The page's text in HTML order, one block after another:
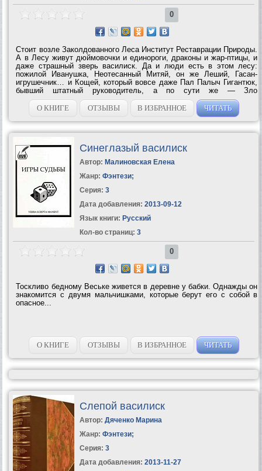
0
Стоит возле Заколдованного Леса Институт Реставрации Природы.
А в Лесу живут дюймовочки и единороги, драконы и жар-птицы, и
даже страшный зверь василиск. Да и люди есть в этом лесу:
пожилой Иванушка, Неотесанный Митяй, он же Леший, Гасан-
игрушечник… и Кощей, который вовсе даже Пал Палыч Гигантюк,
бывший штатный руководитель, а по сути же — Зло
изначальное… fantlab.ru ©...
О КНИГЕ
ОТЗЫВЫ В ИЗБРАННОЕ ЧИТАТЬ
Синеглазый василиск
Автор: Малиновская Елена
Жанр: Фэнтези;
Серия: 3
Дата добавления: 2013-09-12
Язык книги: Русский
Кол-во страниц: 3
0
Тоскливо бедному Веське живется в деревне у бабки. Однажды он
знакомится с двумя мальчишками, которые берут его с собой в
опасное...
О КНИГЕ ОТЗЫВЫ В ИЗБРАННОЕ ЧИТАТЬ
Слепой василиск
Автор: Дяченко Марина
Жанр: Фэнтези;
Серия: 3
Дата добавления: 2013-11-27